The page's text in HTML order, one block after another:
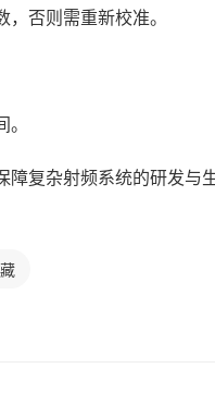
否则需重新校准。
复杂射频系统的研发与